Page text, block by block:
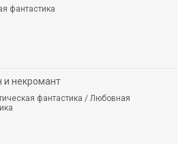
фантастика
и некромант
фантастика / Любовная